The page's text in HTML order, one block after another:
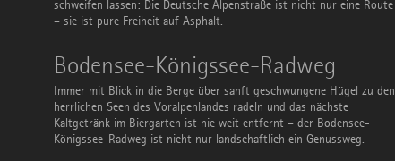
schweifen lassen: Die Deutsche Alpenstraße ist nicht nur eine Route
– sie ist pure Freiheit auf Asphalt.
Bodensee-Königssee-Radweg
Immer mit Blick in die Berge über sanft geschwungene Hügel zu den
herrlichen Seen des Voralpenlandes radeln und das nächste
Kaltgetränk im Biergarten ist nie weit entfernt – der Bodensee-
Königssee-Radweg ist nicht nur landschaftlich ein Genussweg.
Bodensee-
Königssee-
Radweg